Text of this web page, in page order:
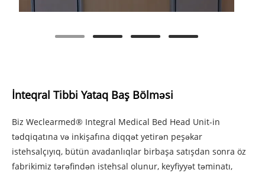
İnteqral Tibbi Yataq Baş Bölməsi
Biz Weclearmed® Integral Medical Bed Head Unit-in
tədqiqatına və inkişafına diqqət yetirən peşəkar
istehsalçıyıq, bütün avadanlıqlar birbaşa satışdan sonra öz
fabrikimiz tərəfindən istehsal olunur, keyfiyyət təminatı,